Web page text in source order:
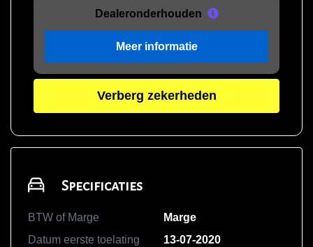
Dealeronderhouden
Meer informatie
Verberg zekerheden
Specificaties
BTW of Marge
Marge
Datum eerste toelating
13-07-2020